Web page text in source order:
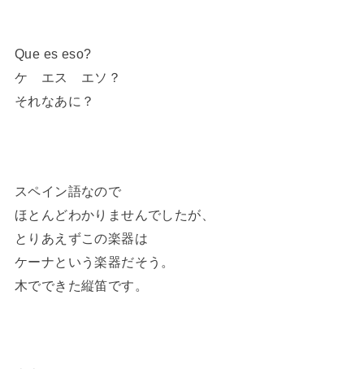
Que es eso?
ケ エス エソ？
それなあに？
スペイン語なので
ほとんどわかりませんでしたが、
とりあえずこの楽器は
ケーナという楽器だそう。
木でできた縦笛です。